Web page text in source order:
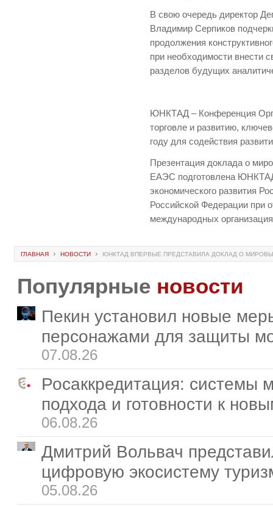
В свою очередь директор
Владимир Серпиков
продолжения
при необходимости внести
разделов будущих
ЮНКТАД – Конференция
торговле и развитию,
году для содействия
Презентация доклада о
ЕАЭС подготовлена
экономического развития
Российской Федерации при
международных
ГЛАВНАЯ НОВОСТИ ЮНКТАД ВПЕРВЫЕ ПРЕДСТАВИЛА ДОКЛАД О
Популярные новости
Пекин установил новые
персонажами для защиты
07.08.26
Росаккредитация: системы
подхода и готовности к
06.08.26
Дмитрий Вольвач
цифровую экосистему
05.08.26